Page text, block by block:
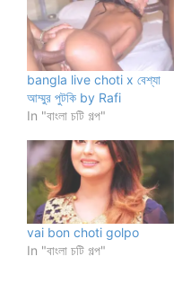
bangla live choti x বেশ্যা
আম্মুর পুটকি by Rafi
In "বাংলা চটি গল্প"
vai bon choti golpo
In "বাংলা চটি গল্প"